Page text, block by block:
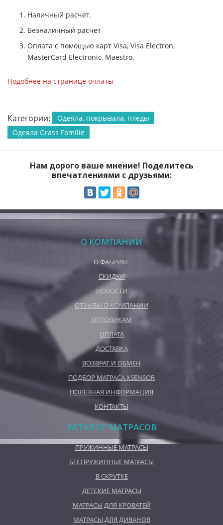
Наличный расчет.
Безналичный расчет
Оплата с помощью карт Visa, Visa Electron,
MasterCard Electronic, Maestro.
Подобнее на странице оплаты
Категории:
Одеяла, покрывала, пледы
Одеяла Grass Familie
Нам дорого ваше мнение! Поделитесь
впечатлениями с друзьями:
О КОМПАНИИ
О ФАБРИКЕ
СКИДКИ
НОВОСТИ
ОТЗЫВЫ О КОМПАНИИ
ОПТОВИКАМ
ОПЛАТА
ДОСТАВКА
ВОЗВРАТ И ОБМЕН
ПОДБОР МАТРАСА XSENSOR
ПОЛЕЗНАЯ ИНФОРМАЦИЯ
КОНТАКТЫ
КАТАЛОГ МАТРАСОВ
ПРУЖИННЫЕ МАТРАСЫ
БЕСПРУЖИННЫЕ МАТРАСЫ
В СКРУТКЕ
ДЕТСКИЕ МАТРАСЫ
МАТРАСЫ ДЛЯ КРОВАТЕЙ
МАТРАСЫ ДЛЯ ДИВАНОВ